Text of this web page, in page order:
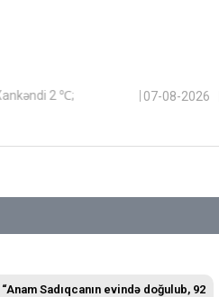
2 ℃; 07-08-2026
“Anam Sadıqcanın evində doğulub, 92